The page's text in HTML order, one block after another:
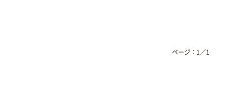
ページ： 1 ／1